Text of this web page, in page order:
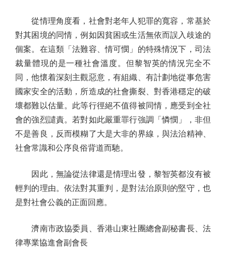
從情理角度看，社會對老年人犯罪的寬容，常基於
對其困境的同情，例如因貧困或生活無依而誤入歧途的
個案。在這類「法難容、情可憫」的特殊情況下，司法
裁量體現的是一種社會溫度。但黎智英的情況完全不
同，他懷着深刻主觀惡意，有組織、有計劃地從事危害
國家安全的活動，所造成的社會撕裂、對香港穩定的破
壞都難以估量。此等行徑絕不值得被同情，應受到全社
會的強烈譴責。若對如此嚴重罪行強調「憐憫」，非但
不是善良，反而模糊了大是大非的界線，與法治精神、
社會常識和公序良俗背道而馳。
因此，無論從法律還是情理出發，黎智英都沒有被
輕判的理由。依法對其重判，是對法治原則的堅守，也
是對社會公義的正面回應。
濟南市政協委員、香港山東社團總會副秘書長、法
律專業協進會副會長